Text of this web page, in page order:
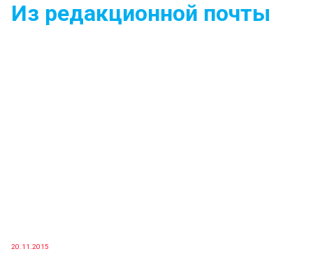
Из редакционной почты
20.11.2015